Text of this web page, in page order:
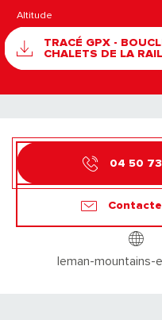
Altitude
TRACÉ GPX -
CHALETS DE LA
04 50 73
leman-mountains-